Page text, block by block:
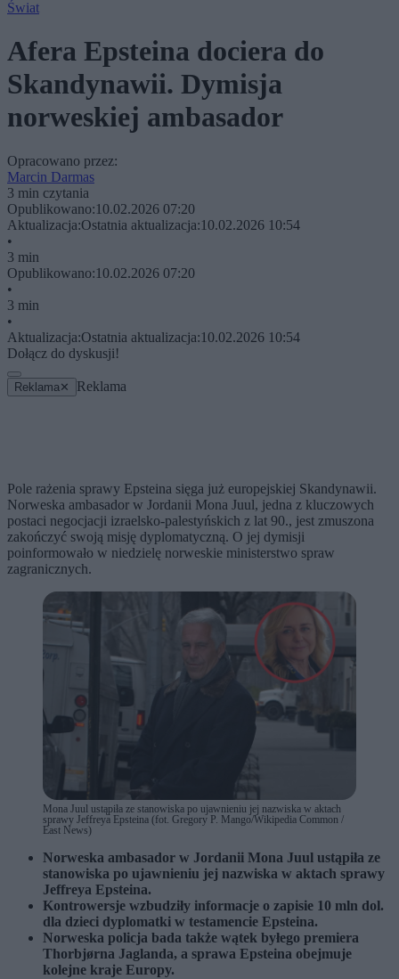
Świat
Afera Epsteina dociera do
Skandynawii. Dymisja
norweskiej ambasador
Opracowano przez:
Marcin Darmas
3 min czytania
Opublikowano:10.02.2026 07:20
Aktualizacja:Ostatnia aktualizacja:10.02.2026 10:54
•
3 min
Opublikowano:10.02.2026 07:20
•
3 min
•
Aktualizacja:Ostatnia aktualizacja:10.02.2026 10:54
Dołącz do dyskusji!
Reklama ✕ Reklama
Pole rażenia sprawy Epsteina sięga już europejskiej Skandynawii.
Norweska ambasador w Jordanii Mona Juul, jedna z kluczowych
postaci negocjacji izraelsko-palestyńskich z lat 90., jest zmuszona
zakończyć swoją misję dyplomatyczną. O jej dymisji
poinformowało w niedzielę norweskie ministerstwo spraw
zagranicznych.
Mona Juul ustąpiła ze stanowiska po ujawnieniu jej nazwiska w aktach
sprawy Jeffreya Epsteina (fot. Gregory P. Mango/Wikipedia Common /
East News)
Norweska ambasador w Jordanii Mona Juul ustąpiła ze
stanowiska po ujawnieniu jej nazwiska w aktach sprawy
Jeffreya Epsteina.
Kontrowersje wzbudziły informacje o zapisie 10 mln dol.
dla dzieci dyplomatki w testamencie Epsteina.
Norweska policja bada także wątek byłego premiera
Thorbjørna Jaglanda, a sprawa Epsteina obejmuje
kolejne kraje Europy.